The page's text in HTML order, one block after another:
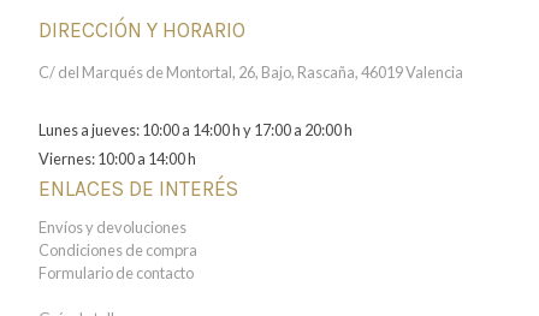
DIRECCIÓN Y HORARIO
C/ del Marqués de Montortal, 26, Bajo, Rascaña, 46019 Valencia
Lunes a jueves: 10:00 a 14:00 h y 17:00 a 20:00 h
Viernes: 10:00 a 14:00 h
ENLACES DE INTERÉS
Envíos y devoluciones
Condiciones de compra
Formulario de contacto